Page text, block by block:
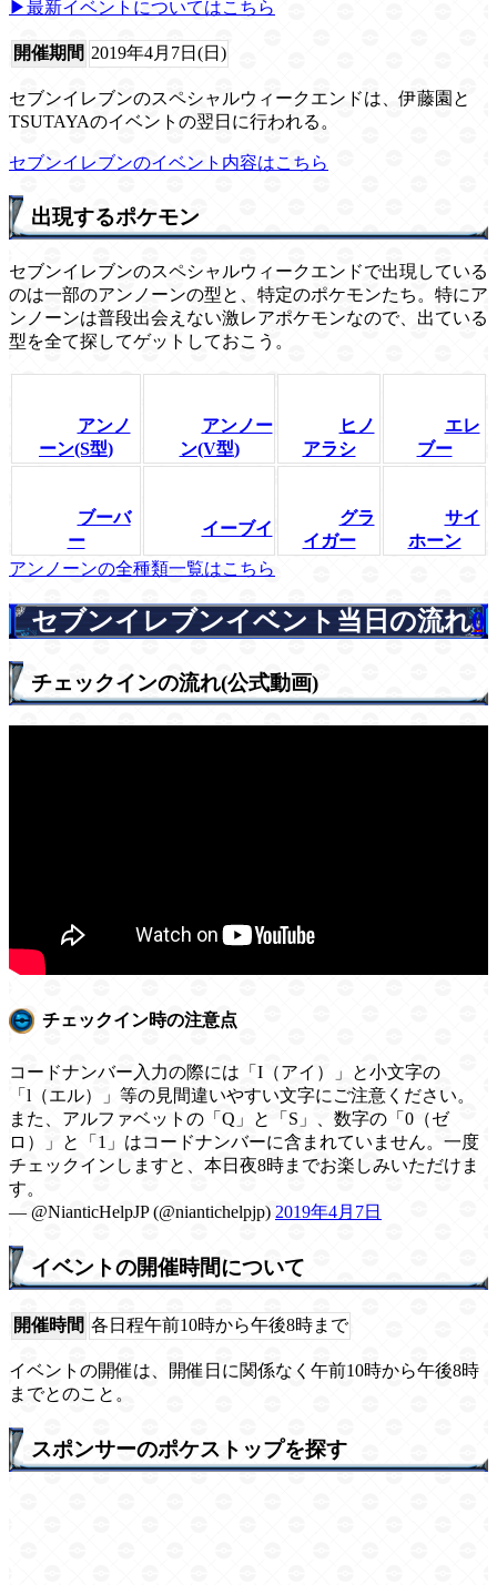
▶︎最新イベントについてはこちら
開催期間 2019年4月7日(日)
セブンイレブンのスペシャルウィークエンドは、伊藤園と
TSUTAYAのイベントの翌日に行われる。
セブンイレブンのイベント内容はこちら
出現するポケモン
セブンイレブンのスペシャルウィークエンドで出現している
のは一部のアンノーンの型と、特定のポケモンたち。特にア
ンノーンは普段出会えない激レアポケモンなので、出ている
型を全て探してゲットしておこう。
アンノ
ーン(S型)
アンノー
ン(V型)
ヒノ
アラシ
エレ
ブー
ブーバ
ー
イーブイ
グラ
イガー
サイ
ホーン
アンノーンの全種類一覧はこちら
セブンイレブンイベント当日の流れ0
チェックインの流れ(公式動画)
チェックイン時の注意点
コードナンバー入力の際には「I（アイ）」と小文字の
「l（エル）」等の見間違いやすい文字にご注意ください。
また、アルファベットの「Q」と「S」、数字の「0（ゼ
ロ）」と「1」はコードナンバーに含まれていません。一度
チェックインしますと、本日夜8時までお楽しみいただけま
す。
— @NianticHelpJP (@niantichelpjp) 2019年4月7日
イベントの開催時間について
開催時間 各日程午前10時から午後8時まで
イベントの開催は、開催日に関係なく午前10時から午後8時
までとのこと。
スポンサーのポケストップを探す